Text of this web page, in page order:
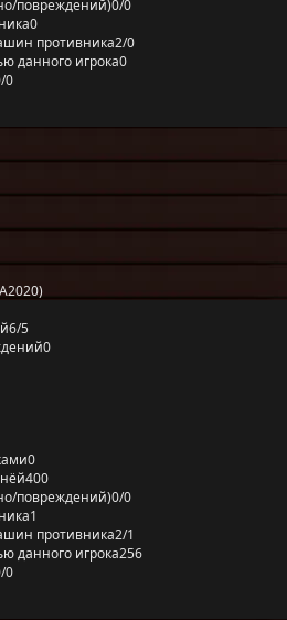
повреждений)0/0
0
противника2/0
данного игрока0
0
6/5
0
0
400
повреждений)0/0
1
противника2/1
данного игрока256
0